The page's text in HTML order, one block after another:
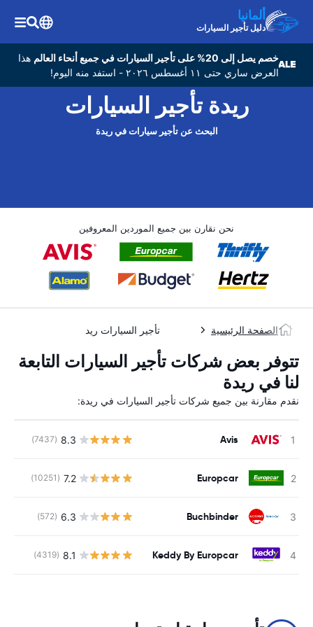
ألمانيا
دليل تأجير السيارات
خصم يصل إلى 20% على تأجير السيارات في جميع أنحاء العالم
هذا
العرض ساري حتى ١١ أغسطس ٢٠٢٦ - استفد منه اليوم!
ريدة تأجير السيارات
البحث عن تأجير سيارات في ريدة
نحن نقارن بين جميع الموردين المعروفين
الصفحة الرئيسية تأجير السيارات ريد
تتوفر بعض شركات تأجير السيارات التابعة
لنا في ريدة
نقدم مقارنة بين جميع شركات تأجير السيارات في ريدة:
Avis
8.3
(7437)
Europcar
7.2
(10251)
Buchbinder
6.3
(572)
Keddy By Europcar
8.1
(4319)